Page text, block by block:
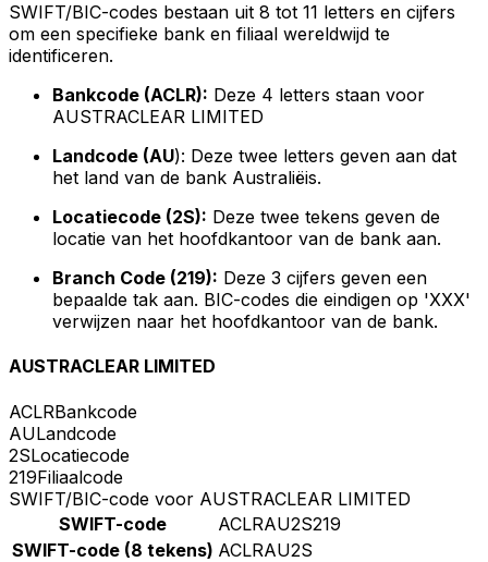
SWIFT/BIC-codes bestaan uit 8 tot 11 letters en cijfers
om een specifieke bank en filiaal wereldwijd te
identificeren.
Bankcode (ACLR): Deze 4 letters staan voor
AUSTRACLEAR LIMITED
Landcode (AU): Deze twee letters geven aan dat
het land van de bank Australiëis.
Locatiecode (2S): Deze twee tekens geven de
locatie van het hoofdkantoor van de bank aan.
Branch Code (219): Deze 3 cijfers geven een
bepaalde tak aan. BIC-codes die eindigen op 'XXX'
verwijzen naar het hoofdkantoor van de bank.
AUSTRACLEAR LIMITED
ACLRBankcode
AULandcode
2SLocatiecode
219Filiaalcode
SWIFT/BIC-code voor AUSTRACLEAR LIMITED
SWIFT-code
ACLRAU2S219
SWIFT-code (8 tekens) ACLRAU2S